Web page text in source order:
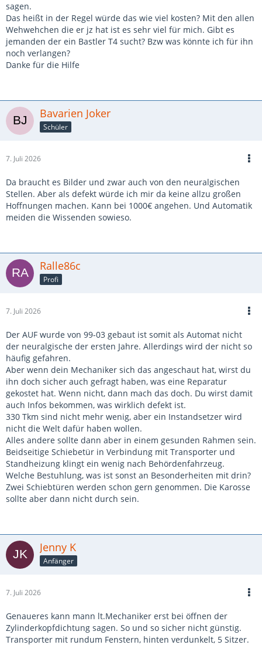
sagen.
Das heißt in der Regel würde das wie viel kosten? Mit den allen
Wehwehchen die er jz hat ist es sehr viel für mich. Gibt es
jemanden der ein Bastler T4 sucht? Bzw was könnte ich für ihn
noch verlangen?
Danke für die Hilfe
Bavarien Joker
Schüler
7. Juli 2026
Da braucht es Bilder und zwar auch von den neuralgischen
Stellen. Aber als defekt würde ich mir da keine allzu großen
Hoffnungen machen. Kann bei 1000€ angehen. Und Automatik
meiden die Wissenden sowieso.
Ralle86c
Profi
7. Juli 2026
Der AUF wurde von 99-03 gebaut ist somit als Automat nicht
der neuralgische der ersten Jahre. Allerdings wird der nicht so
häufig gefahren.
Aber wenn dein Mechaniker sich das angeschaut hat, wirst du
ihn doch sicher auch gefragt haben, was eine Reparatur
gekostet hat. Wenn nicht, dann mach das doch. Du wirst damit
auch Infos bekommen, was wirklich defekt ist.
330 Tkm sind nicht mehr wenig, aber ein Instandsetzer wird
nicht die Welt dafür haben wollen.
Alles andere sollte dann aber in einem gesunden Rahmen sein.
Beidseitige Schiebetür in Verbindung mit Transporter und
Standheizung klingt ein wenig nach Behördenfahrzeug.
Welche Bestuhlung, was ist sonst an Besonderheiten mit drin?
Zwei Schiebtüren werden schon gern genommen. Die Karosse
sollte aber dann nicht durch sein.
Jenny K
Anfänger
7. Juli 2026
Genaueres kann mann lt.Mechaniker erst bei öffnen der
Zylinderkopfdichtung sagen. So und so sicher nicht günstig.
Transporter mit rundum Fenstern, hinten verdunkelt, 5 Sitzer.